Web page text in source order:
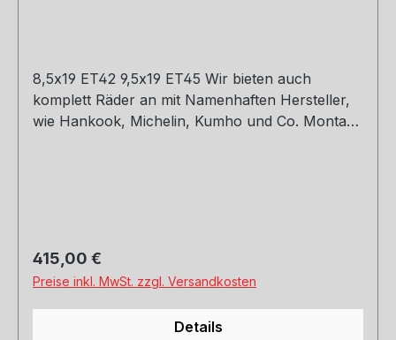
8,5x19 ET42 9,5x19 ET45 Wir bieten auch
komplett Räder an mit Namenhaften Hersteller,
wie Hankook, Michelin, Kumho und Co. Montage
Regulärer Preis:
415,00 €
Preise inkl. MwSt. zzgl. Versandkosten
Details